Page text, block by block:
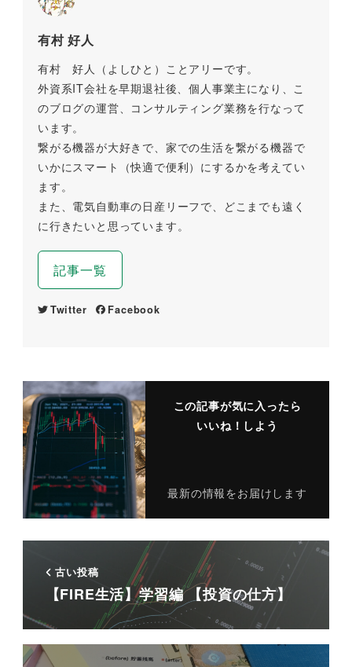
有村 好人
有村 好人（よしひと）ことアリーです。
外資系IT会社を早期退社後、個人事業主になり、こ
のブログの運営、コンサルティング業務を行なって
います。
繋がる機器が大好きで、家での生活を繋がる機器で
いかにスマート（快適で便利）にするかを考えてい
ます。
また、電気自動車の日産リーフで、どこまでも遠く
に行きたいと思っています。
記事一覧
Twitter Facebook
この記事が気に入ったら
いいね！しよう
最新の情報をお届けします
古い投稿
【FIRE生活】学習編 【投資の仕方】